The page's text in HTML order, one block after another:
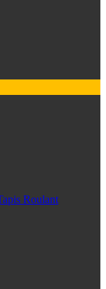
Roulant